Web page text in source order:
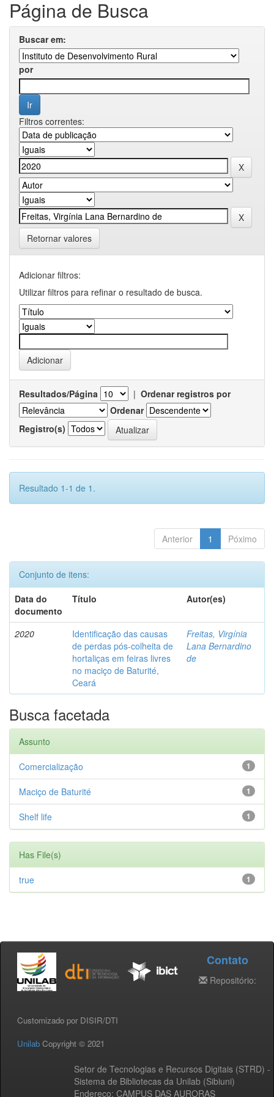
Página de Busca
Buscar em:
por
Filtros correntes:
Retornar valores
Adicionar filtros:
Utilizar filtros para refinar o resultado de busca.
Resultados/Página | Ordenar registros por
Ordenar
Registro(s)
Resultado 1-1 de 1.
Anterior 1 Póximo
Conjunto de itens:
Data do
documento
Título Autor(es)
2020
Identificação das causas
de perdas pós-colheita de
hortaliças em feiras livres
no maciço de Baturité,
Ceará
Freitas, Virgínia
Lana Bernardino
de
Busca facetada
Assunto
1
Comercialização
1
Maciço de Baturité
1
Shelf life
Has File(s)
1
true
Customizado por DISIR/DTI
Unilab Copyright © 2021
Setor de Tecnologias e Recursos Digitais (STRD) -
Sistema de Bibliotecas da Unilab (Sibiuni)
Endereço: CAMPUS DAS AURORAS
Contato
Repositório: